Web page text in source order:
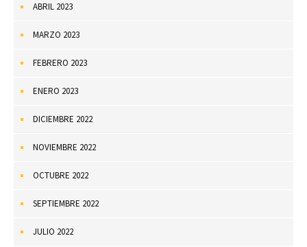
ABRIL 2023
MARZO 2023
FEBRERO 2023
ENERO 2023
DICIEMBRE 2022
NOVIEMBRE 2022
OCTUBRE 2022
SEPTIEMBRE 2022
JULIO 2022